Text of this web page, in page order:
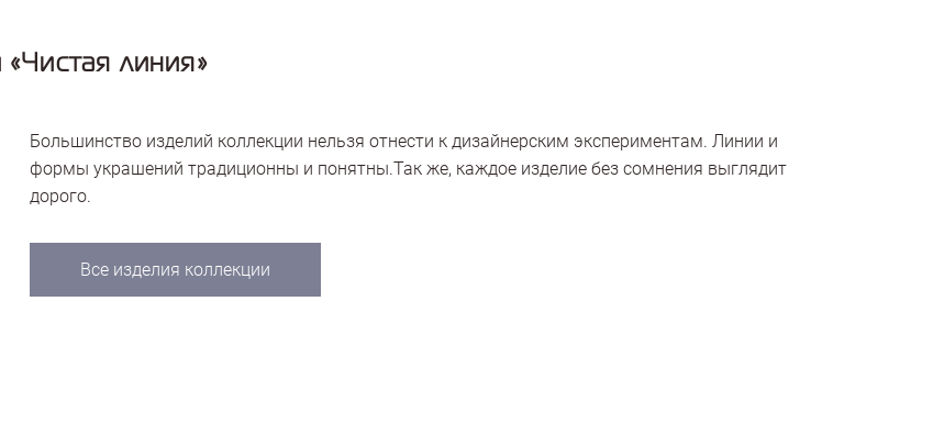
линия»
Большинство изделий коллекции нельзя отнести к дизайнерским экспериментам. Линии и
формы украшений традиционны и понятны.Так же, каждое изделие без сомнения выглядит
дорого.
Все изделия коллекции